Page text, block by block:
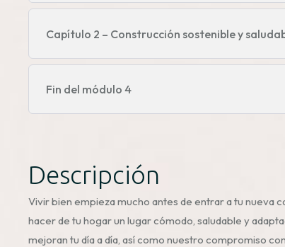
Capítulo 2 – Construcción sostenible y
Fin del módulo 4
Descripción
Vivir bien empieza mucho antes de entrar a tu nueva
hacer de tu hogar un lugar cómodo, saludable y
mejoran tu día a día, así como nuestro compromiso